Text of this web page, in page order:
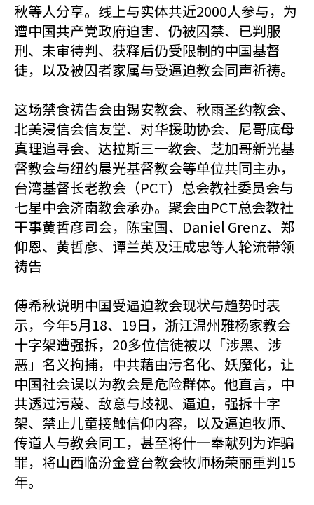
秋等人分享。线上与实体共近2000人参与，为
遭中国共产党政府迫害、仍被囚禁、已判服
刑、未审待判、获释后仍受限制的中国基督
徒，以及被囚者家属与受逼迫教会同声祈祷。
这场禁食祷告会由锡安教会、秋雨圣约教会、
北美浸信会信友堂、对华援助协会、尼哥底母
真理追寻会、达拉斯三一教会、芝加哥新光基
督教会与纽约晨光基督教会等单位共同主办，
台湾基督长老教会（PCT）总会教社委员会与
七星中会济南教会承办。聚会由PCT总会教社
干事黄哲彦司会，陈宝国、Daniel Grenz、郑
仰恩、黄哲彦、谭兰英及汪成忠等人轮流带领
祷告
傅希秋说明中国受逼迫教会现状与趋势时表
示，今年5月18、19日，浙江温州雅杨家教会
十字架遭强拆，20多位信徒被以「涉黑、涉
恶」名义拘捕，中共藉由污名化、妖魔化，让
中国社会误以为教会是危险群体。他直言，中
共透过污蔑、敌意与歧视、逼迫，强拆十字
架、禁止儿童接触信仰内容，以及逼迫牧师、
传道人与教会同工，甚至将什一奉献列为诈骗
罪，将山西临汾金登台教会牧师杨荣丽重判15
年。